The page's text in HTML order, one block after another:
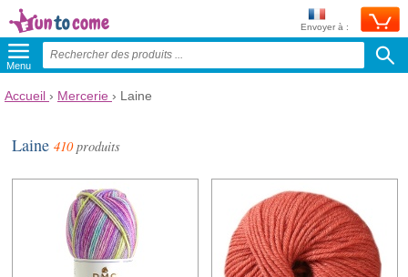
Envoyer à :
Menu
Accueil › Mercerie › Laine
Laine410produits